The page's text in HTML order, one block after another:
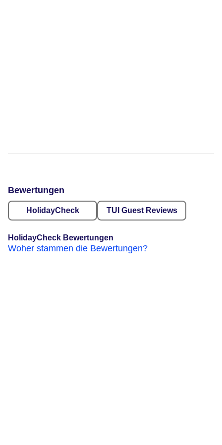
Bewertungen
HolidayCheck TUI Guest Reviews
HolidayCheck Bewertungen
Woher stammen die Bewertungen?